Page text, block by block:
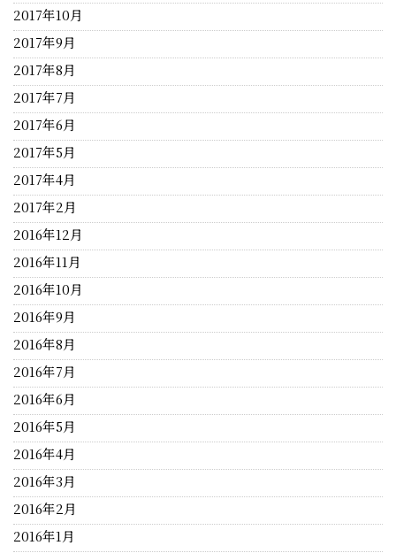
2017年10月
2017年9月
2017年8月
2017年7月
2017年6月
2017年5月
2017年4月
2017年2月
2016年12月
2016年11月
2016年10月
2016年9月
2016年8月
2016年7月
2016年6月
2016年5月
2016年4月
2016年3月
2016年2月
2016年1月